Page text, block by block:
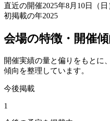
直近の開催2025年8月10日（日
初掲載の年2025
会場の特徴・開催傾
開催実績の量と偏りをもとに
傾向を整理しています。
今後掲載
1